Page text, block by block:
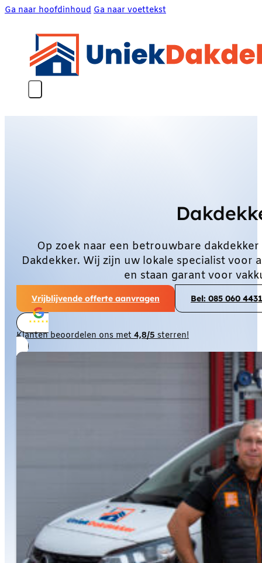
Ga naar hoofdinhoud Ga naar voettekst
Op zoek naar een betrouwbare
Dakdekker. Wij zijn uw lokale specialist voor
en staan garant voor
Vrijblijvende offerte aanvragen Bel: 085 060 4431
Klanten beoordelen ons met4,8/5sterren!